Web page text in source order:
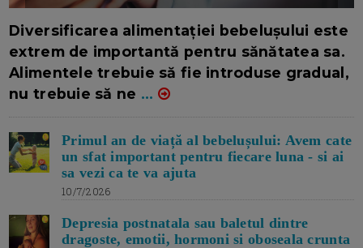
Diversificarea alimentației bebelușului este
extrem de importantă pentru sănătatea sa.
Alimentele trebuie să fie introduse gradual,
nu trebuie să ne ...
Primul an de viață al bebelușului: Avem cate
un sfat important pentru fiecare luna - si ai
sa vezi ca te va ajuta
10/7/2026
Depresia postnatala sau baletul dintre
dragoste, emotii, hormoni si oboseala crunta